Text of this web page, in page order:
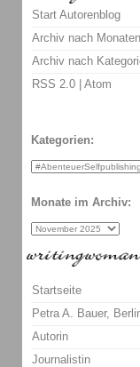
Start Autorenblog
Archiv nach Monaten
Archiv nach
RSS 2.0 | Atom
Kategorien:
Monate im Archiv:
Startseite
Petra A. Bauer,
Autorin
Journalistin